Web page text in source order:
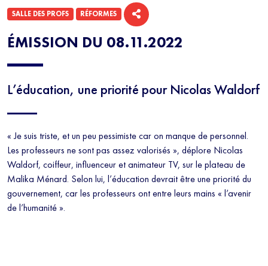
ÉMISSION DU 08.11.2022
L’éducation, une priorité pour Nicolas Waldorf
« Je suis triste, et un peu pessimiste car on manque de personnel.
Les professeurs ne sont pas assez valorisés », déplore Nicolas
Waldorf, coiffeur, influenceur et animateur TV, sur le plateau de
Malika Ménard. Selon lui, l’éducation devrait être une priorité du
gouvernement, car les professeurs ont entre leurs mains « l’avenir
de l’humanité ».
SALLE DES PROFS RÉFORMES